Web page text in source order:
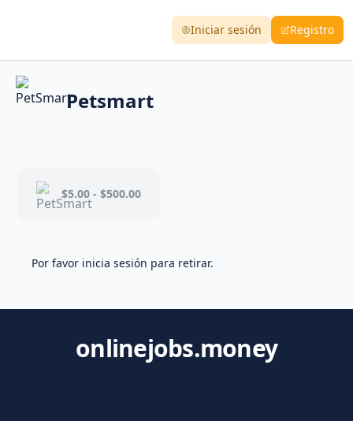
Iniciar sesión Registro
Petsmart
$5.00 - $500.00
Por favor inicia sesión para retirar.
onlinejobs.money